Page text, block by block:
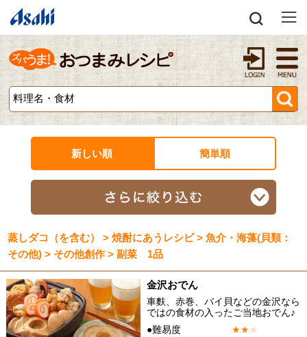
新しい順 簡単順
蒸しダコ（を含む） > 焼酎にあうレシピ > 魚介・海藻(貝類：
その他) > その他創作 > 副菜 1品
金沢おでん
車麩、赤巻、バイ貝などの金沢なら
ではの食材の入ったご当地おでん♪
●難易度
★★★